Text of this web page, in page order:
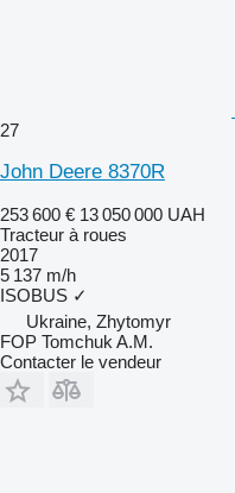
27
John Deere 8370R
253 600 € 13 050 000 UAH
Tracteur à roues
2017
5 137 m/h
ISOBUS ✓
Ukraine, Zhytomyr
FOP Tomchuk A.M.
Contacter le vendeur